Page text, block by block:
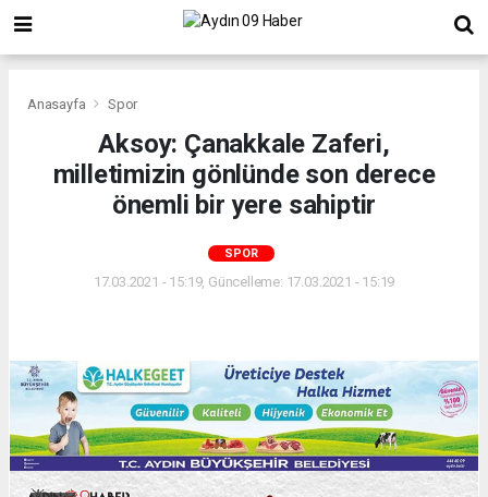
Anasayfa Spor
Aksoy: Çanakkale Zaferi,
milletimizin gönlünde son derece
önemli bir yere sahiptir
SPOR
17.03.2021 - 15:19, Güncelleme: 17.03.2021 - 15:19